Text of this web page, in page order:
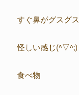
すぐ鼻がグスグス
怪しい感じ(^▽^;)
食べ物